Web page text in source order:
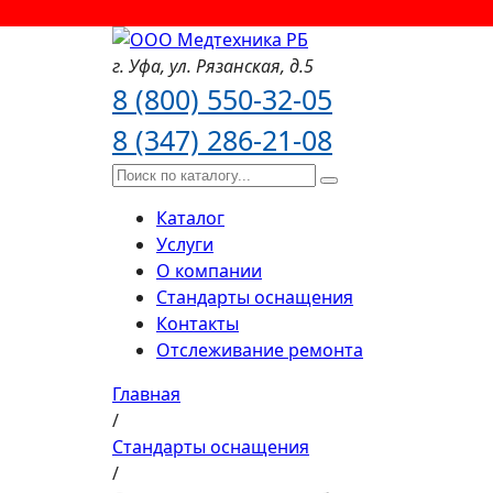
г. Уфа, ул. Рязанская, д.5
8 (800) 550-32-05
8 (347) 286-21-08
Каталог
Услуги
О компании
Стандарты оснащения
Контакты
Отслеживание ремонта
Главная
/
Стандарты оснащения
/